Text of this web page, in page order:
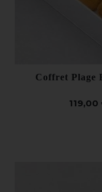
Coffret Plage
119,00